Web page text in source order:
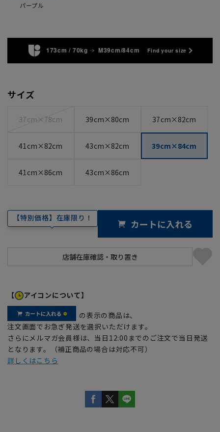
パープル
173cm / 70kg M39cm/84cm Find your size
サイズ
37cm×78cm 39cm×80cm 37cm×82cm
41cm×82cm 43cm×82cm 39cm×84cm
41cm×86cm 43cm×86cm
【特別価格】在庫限り！ カートに入れる
【 アイコンについて】
の表示の商品は、
注文画面でお急ぎ発送を選択いただけます。
さらにメルマガ会員様は、当日12:00までのご注文で当日発送
となります。（補正商品の場合は対応不可）
詳しくはこちら